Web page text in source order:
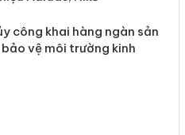
Xử lý 6 hộ kinh doanh bán
nhãn hiệu Adidas, Nike